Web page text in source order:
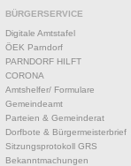
BÜRGERSERVICE
Digitale Amtstafel
ÖEK Parndorf
PARNDORF HILFT
CORONA
Amtshelfer/ Formulare
Gemeindeamt
Parteien & Gemeinderat
Dorfbote & Bürgermeisterbrief
Sitzungsprotokoll GRS
Bekanntmachungen